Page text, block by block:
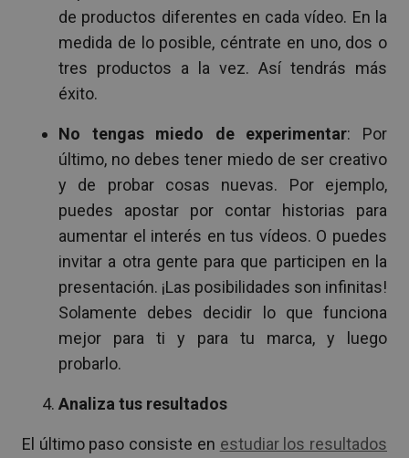
de productos diferentes en cada vídeo. En la
medida de lo posible, céntrate en uno, dos o
tres productos a la vez. Así tendrás más
éxito.
No tengas miedo de experimentar: Por
último, no debes tener miedo de ser creativo
y de probar cosas nuevas. Por ejemplo,
puedes apostar por contar historias para
aumentar el interés en tus vídeos. O puedes
invitar a otra gente para que participen en la
presentación. ¡Las posibilidades son infinitas!
Solamente debes decidir lo que funciona
mejor para ti y para tu marca, y luego
probarlo.
Analiza tus resultados
El último paso consiste en estudiar los resultados